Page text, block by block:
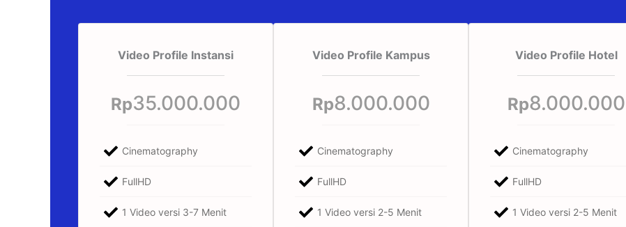
Video Profile Instansi
Rp35.000.000
Cinematography
FullHD
1 Video versi 3-7 Menit
Video Profile Kampus
Rp8.000.000
Cinematography
FullHD
1 Video versi 2-5 Menit
Video Profile Hotel
Rp8.000.000
Cinematography
FullHD
1 Video versi 2-5 Menit